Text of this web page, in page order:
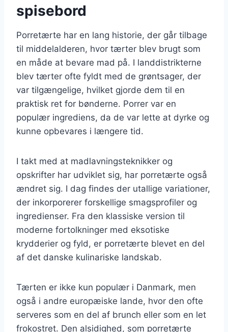
spisebord
Porretærte har en lang historie, der går tilbage
til middelalderen, hvor tærter blev brugt som
en måde at bevare mad på. I landdistrikterne
blev tærter ofte fyldt med de grøntsager, der
var tilgængelige, hvilket gjorde dem til en
praktisk ret for bønderne. Porrer var en
populær ingrediens, da de var lette at dyrke og
kunne opbevares i længere tid.
I takt med at madlavningsteknikker og
opskrifter har udviklet sig, har porretærte også
ændret sig. I dag findes der utallige variationer,
der inkorporerer forskellige smagsprofiler og
ingredienser. Fra den klassiske version til
moderne fortolkninger med eksotiske
krydderier og fyld, er porretærte blevet en del
af det danske kulinariske landskab.
Tærten er ikke kun populær i Danmark, men
også i andre europæiske lande, hvor den ofte
serveres som en del af brunch eller som en let
frokostret. Den alsidighed, som porretærte